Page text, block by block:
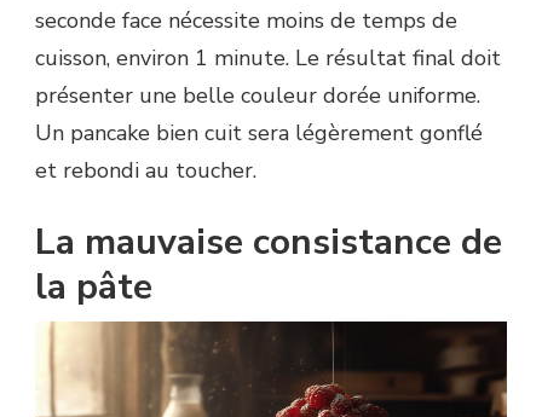
seconde face nécessite moins de temps de
cuisson, environ 1 minute. Le résultat final doit
présenter une belle couleur dorée uniforme.
Un pancake bien cuit sera légèrement gonflé
et rebondi au toucher.
La mauvaise consistance de
la pâte